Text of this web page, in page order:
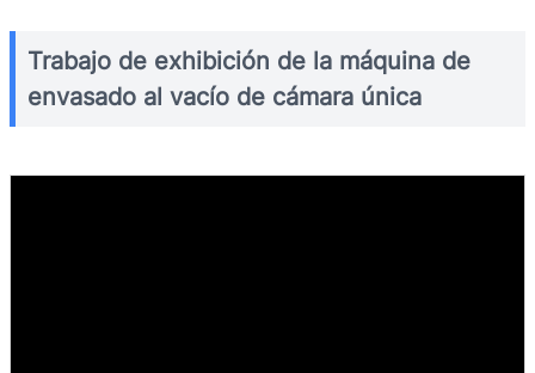
Trabajo de exhibición de la máquina de
envasado al vacío de cámara única